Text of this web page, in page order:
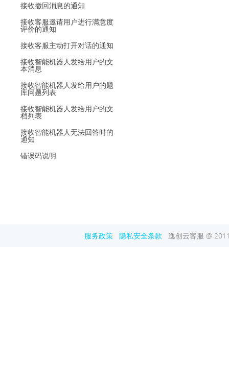
接收撤回消息的通知
接收客服邀请用户进行满意度
评价的通知
接收客服主动打开对话的通知
接收智能机器人发给用户的文
本消息
接收智能机器人发给用户的题
库问题列表
接收智能机器人发给用户的文
档列表
接收智能机器人无法回答时的
通知
错误码说明
服务政策 隐私安全条款 逸创云客服 @